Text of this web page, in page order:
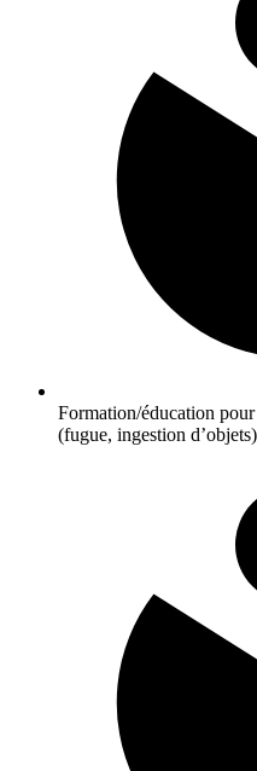
Formation/éducation
(fugue, ingestion